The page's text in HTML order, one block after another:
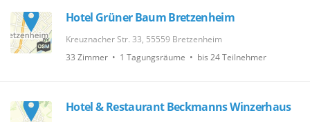
Hotel Grüner Baum Bretzenheim
Kreuznacher Str. 33, 55559 Bretzenheim
33 Zimmer • 1 Tagungsräume • bis 24 Teilnehmer
Hotel & Restaurant Beckmanns Winzerhaus